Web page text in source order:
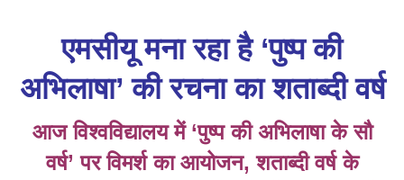
एमसीयू मना रहा है ‘पुष्प की
अभिलाषा’ की रचना का शताब्दी वर्ष
आज विश्वविद्यालय में ‘पुष्प की अभिलाषा के सौ
वर्ष’ पर विमर्श का आयोजन, शताब्दी वर्ष के